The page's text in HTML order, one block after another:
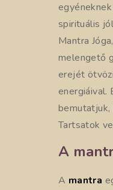
spirituális
Mantra
melengető
erejét
energiáival.
bemutatjuk,
Tartsatok
A
A mantra